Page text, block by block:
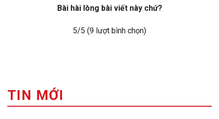
Bài hài lòng bài viết này chứ?
5/5 (9 lượt bình chọn)
TIN MỚI